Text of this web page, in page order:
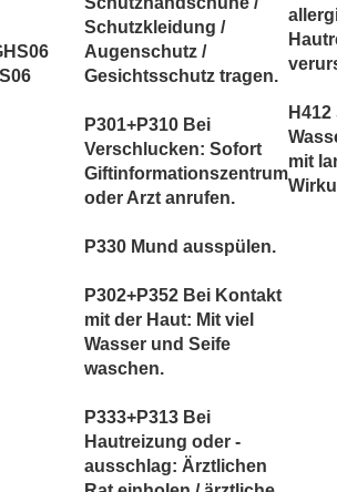
Schutzkleidung /
Augenschutz /
Gesichtsschutz tragen.
P301+P310 Bei
Verschlucken: Sofort
Giftinformationszentrum
oder Arzt anrufen.
P330 Mund ausspülen.
P302+P352 Bei Kontakt
mit der Haut: Mit viel
Wasser und Seife
waschen.
P333+P313 Bei
Hautreizung oder -
ausschlag: Ärztlichen
mit